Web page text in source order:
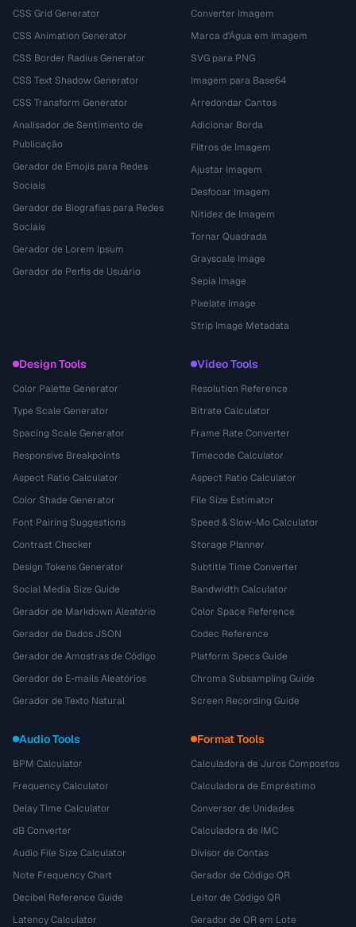
CSS Grid Generator
CSS Animation Generator
CSS Border Radius Generator
CSS Text Shadow Generator
CSS Transform Generator
Analisador de Sentimento de
Publicação
Gerador de Emojis para Redes
Sociais
Gerador de Biografias para Redes
Sociais
Gerador de Lorem Ipsum
Gerador de Perfis de Usuário
Converter Imagem
Marca d'Água em Imagem
SVG para PNG
Imagem para Base64
Arredondar Cantos
Adicionar Borda
Filtros de Imagem
Ajustar Imagem
Desfocar Imagem
Nitidez de Imagem
Tornar Quadrada
Grayscale Image
Sepia Image
Pixelate Image
Strip Image Metadata
Design Tools
Color Palette Generator
Type Scale Generator
Spacing Scale Generator
Responsive Breakpoints
Aspect Ratio Calculator
Color Shade Generator
Font Pairing Suggestions
Contrast Checker
Design Tokens Generator
Social Media Size Guide
Gerador de Markdown Aleatório
Gerador de Dados JSON
Gerador de Amostras de Código
Gerador de E-mails Aleatórios
Gerador de Texto Natural
Video Tools
Resolution Reference
Bitrate Calculator
Frame Rate Converter
Timecode Calculator
Aspect Ratio Calculator
File Size Estimator
Speed & Slow-Mo Calculator
Storage Planner
Subtitle Time Converter
Bandwidth Calculator
Color Space Reference
Codec Reference
Platform Specs Guide
Chroma Subsampling Guide
Screen Recording Guide
Audio Tools
BPM Calculator
Frequency Calculator
Delay Time Calculator
dB Converter
Audio File Size Calculator
Note Frequency Chart
Decibel Reference Guide
Latency Calculator
Format Tools
Calculadora de Juros Compostos
Calculadora de Empréstimo
Conversor de Unidades
Calculadora de IMC
Divisor de Contas
Gerador de Código QR
Leitor de Código QR
Gerador de QR em Lote